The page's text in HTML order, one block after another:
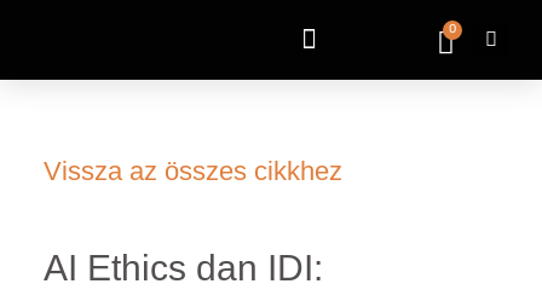
0
Vissza az összes cikkhez
AI Ethics dan IDI: